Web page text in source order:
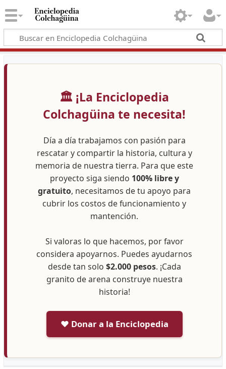
🏛️ ¡La Enciclopedia
Colchagüina te necesita!
Día a día trabajamos con pasión para
rescatar y compartir la historia, cultura y
memoria de nuestra tierra. Para que este
proyecto siga siendo 100% libre y
gratuito, necesitamos de tu apoyo para
cubrir los costos de funcionamiento y
mantención.
Si valoras lo que hacemos, por favor
considera apoyarnos. Puedes ayudarnos
desde tan solo $2.000 pesos. ¡Cada
granito de arena construye nuestra
historia!
❤️ Donar a la Enciclopedia